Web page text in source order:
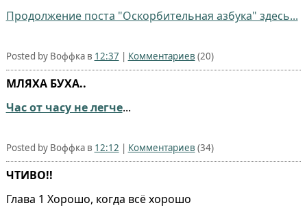
Продолжение поста "Оскорбительная азбука" здесь...
Posted by Воффка в 12:37 | Комментариев (20)
МЛЯХА БУХА..
Час от часу не легче...
Posted by Воффка в 12:12 | Комментариев (34)
ЧТИВО!!
Глава 1 Хорошо, когда всё хорошо